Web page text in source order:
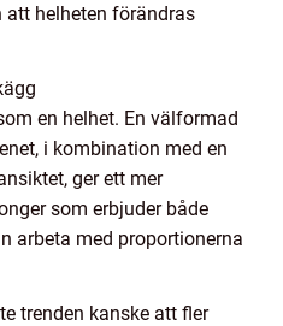
helheten förändras
en helhet. En välformad
i kombination med en
ger ett mer
som erbjuder både
arbeta med proportionerna
trenden kanske att fler